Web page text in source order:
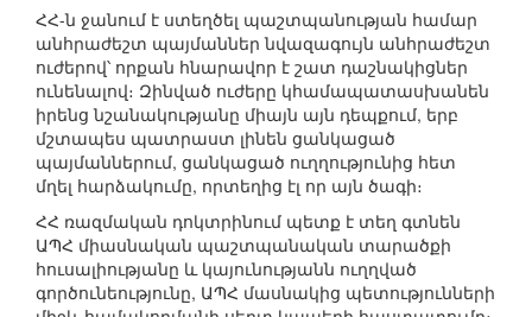
ՀՀ-ն ջանում է ստեղծել պաշտպանության համար
անհրաժեշտ պայմաններ նվազագույն անհրաժեշտ
ուժերով՝ որքան հնարավոր է շատ դաշնակիցներ
ունենալով։ Զինված ուժերը կհամապատասխանեն
իրենց նշանակությանը միայն այն դեպքում, երբ
մշտապես պատրաստ լինեն ցանկացած
պայմաններում, ցանկացած ուղղությունից հետ
մղել հարձակումը, որտեղից էլ որ այն ծագի։
ՀՀ ռազմական դոկտրինում պետք է տեղ գտնեն
ԱՊՀ միասնական պաշտպանական տարածքի
հուսալիությանը և կայունությանն ուղղված
գործունեությունը, ԱՊՀ մասնակից պետությունների